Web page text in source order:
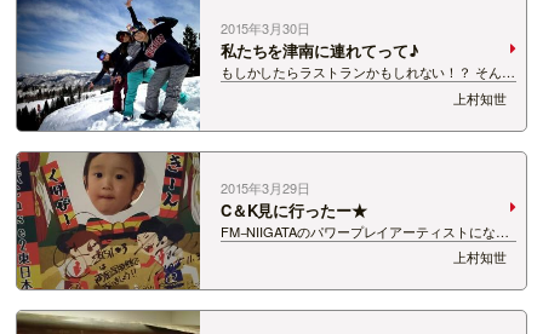
2015年3月30日
私たちを津南に連れてって♪
もしかしたらラストランかもしれない！？ そんな
想いで週末は、 ニュー・グリーンピア津南に行っ
てきました★★★ めっちゃいい天気でまさに
春！！ ジャケット脱ぎ捨て太陽の光を浴びて、
ゲレンデ楽しんできましたよ＾−＾ 長津さ…
上村知世
2015年3月29日
C＆K見に行ったー★
FM−NIIGATAのパワープレイアーティストにな
り、 かつてスプラッシュを担当していた頃ゲスト
にもよくきてくれていた、 C＆K(シーアンドケ
ー) しゃべりがとにかく面白いｗｗｗ そして、歌
も最高★★★ 福岡ではマリンメ…
上村知世